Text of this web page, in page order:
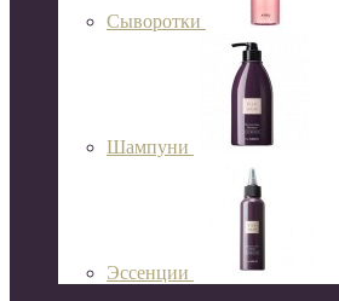
Сыворотки
Шампуни
Эссенции